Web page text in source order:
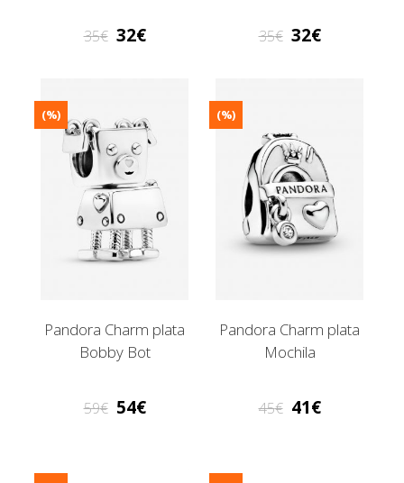
35 32 35 32
Pandora Charm plata
Bobby Bot
(%)
59 54
Pandora Charm plata
Mochila
(%)
45 41